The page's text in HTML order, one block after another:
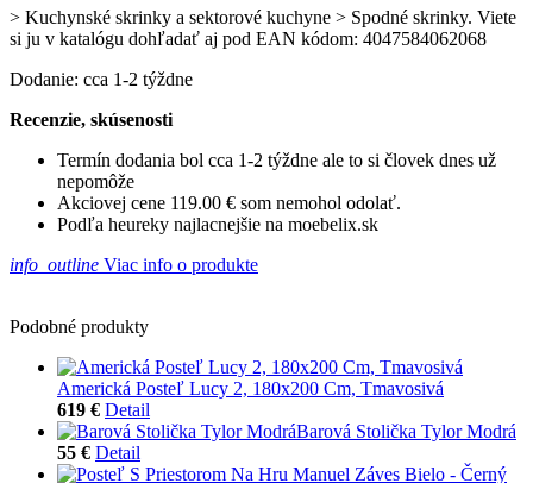
> Kuchynské skrinky a sektorové kuchyne > Spodné skrinky. Viete
si ju v katalógu dohľadať aj pod EAN kódom: 4047584062068
Dodanie: cca 1-2 týždne
Recenzie, skúsenosti
Termín dodania bol cca 1-2 týždne ale to si človek dnes už
nepomôže
Akciovej cene 119.00 € som nemohol odolať.
Podľa heureky najlacnejšie na moebelix.sk
info_outline Viac info o produkte
Podobné produkty
Americká Posteľ Lucy 2, 180x200 Cm, Tmavosivá
619 € Detail
Barová Stolička Tylor Modrá
55 € Detail